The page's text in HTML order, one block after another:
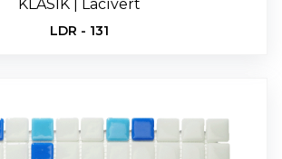
KLASİK | Lacivert
LDR - 131